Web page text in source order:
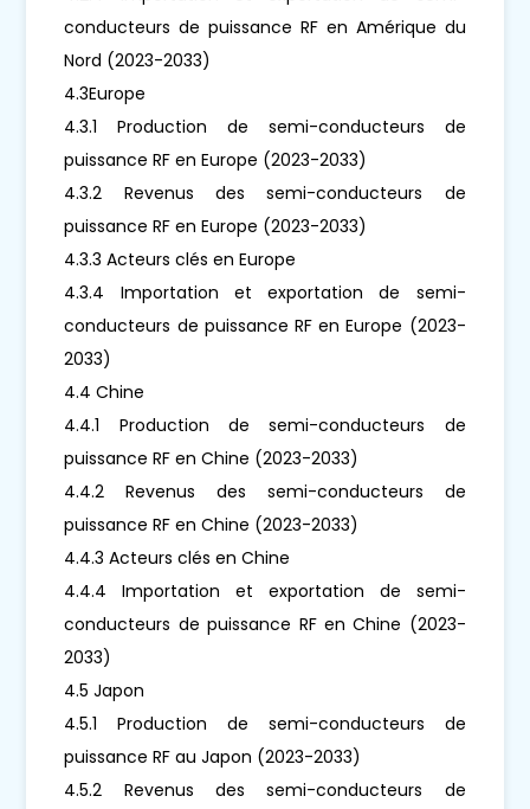
conducteurs de puissance RF en Amérique du
Nord (2023-2033)
4.3Europe
4.3.1 Production de semi-conducteurs de
puissance RF en Europe (2023-2033)
4.3.2 Revenus des semi-conducteurs de
puissance RF en Europe (2023-2033)
4.3.3 Acteurs clés en Europe
4.3.4 Importation et exportation de semi-
conducteurs de puissance RF en Europe (2023-
2033)
4.4 Chine
4.4.1 Production de semi-conducteurs de
puissance RF en Chine (2023-2033)
4.4.2 Revenus des semi-conducteurs de
puissance RF en Chine (2023-2033)
4.4.3 Acteurs clés en Chine
4.4.4 Importation et exportation de semi-
conducteurs de puissance RF en Chine (2023-
2033)
4.5 Japon
4.5.1 Production de semi-conducteurs de
puissance RF au Japon (2023-2033)
4.5.2 Revenus des semi-conducteurs de